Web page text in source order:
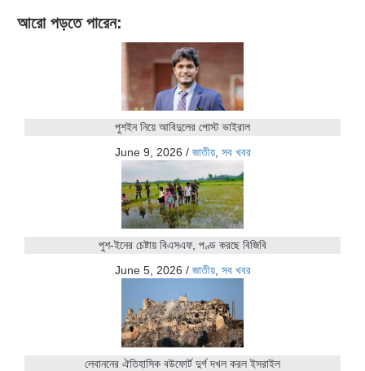
আরো পড়তে পারেন:
পুশইন নিয়ে আবিদুলের পোস্ট ভাইরাল
June 9, 2026 / জাতীয়, সব খবর
পুশ-ইনের চেষ্টায় বিএসএফ, পণ্ড করছে বিজিবি
June 5, 2026 / জাতীয়, সব খবর
লেবাননের ঐতিহাসিক বউফোর্ট দুর্গ দখল করল ইসরাইল